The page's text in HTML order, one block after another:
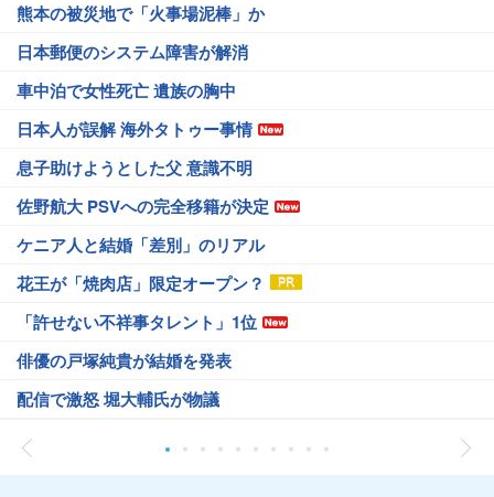
熊本の被災地で「火事場泥棒」か
日本郵便のシステム障害が解消
車中泊で女性死亡 遺族の胸中
日本人が誤解 海外タトゥー事情
息子助けようとした父 意識不明
佐野航大 PSVへの完全移籍が決定
ケニア人と結婚「差別」のリアル
花王が「焼肉店」限定オープン？
「許せない不祥事タレント」1位
俳優の戸塚純貴が結婚を発表
配信で激怒 堀大輔氏が物議